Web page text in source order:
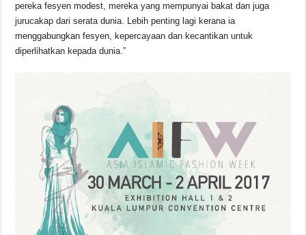
pereka fesyen modest, mereka yang mempunyai bakat dan juga
jurucakap dari serata dunia. Lebih penting lagi kerana ia
menggabungkan fesyen, kepercayaan dan kecantikan untuk
diperlihatkan kepada dunia.”